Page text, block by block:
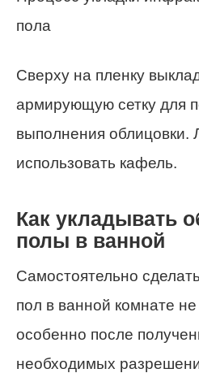
пола
Сверху на пленку
армирующую сетку для
выполнения облицовки.
использовать кафель.
Как укладывать
полы в ванной
Самостоятельно
пол в ванной комнате
особенно после
необходимых